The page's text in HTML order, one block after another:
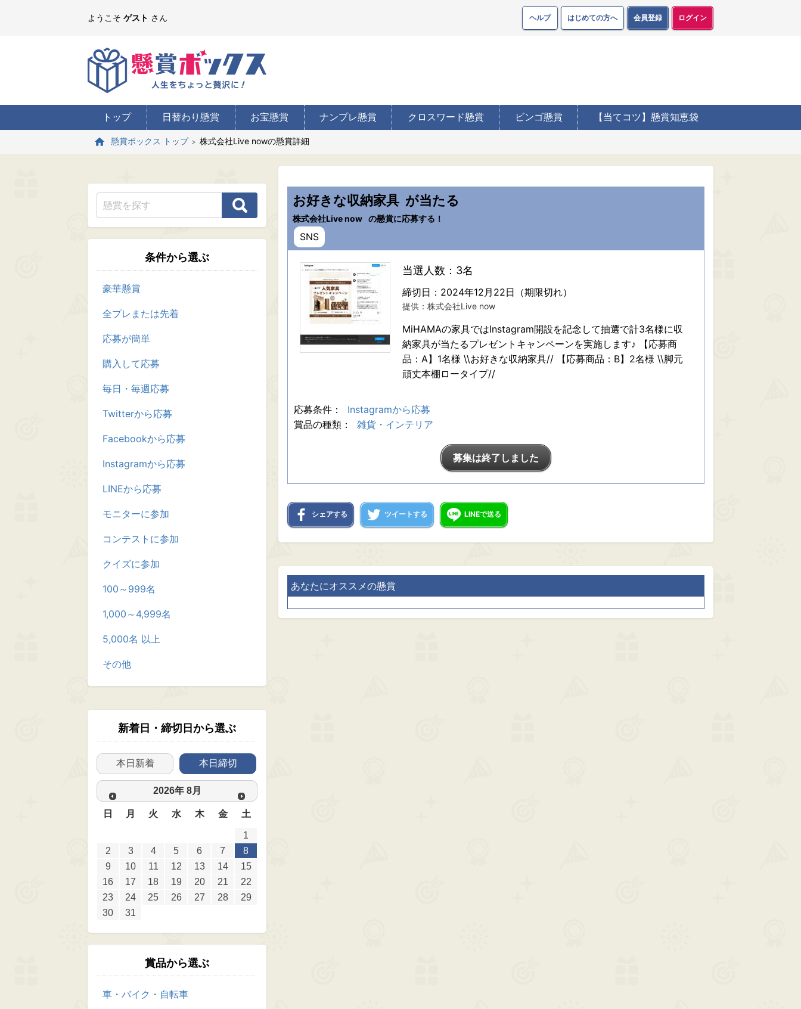
ようこそ ゲスト さん ヘルプ はじめての方へ 会員登録 ログイン
トップ 日替わり懸賞 お宝懸賞 ナンプレ懸賞 クロスワード懸賞 ビンゴ懸賞 【当てコツ】懸賞知恵袋
懸賞ボックス トップ 株式会社Live nowの懸賞詳細
条件から選ぶ
豪華懸賞
全プレまたは先着
応募が簡単
購入して応募
毎日・毎週応募
Twitterから応募
Facebookから応募
Instagramから応募
LINEから応募
モニターに参加
コンテストに参加
クイズに参加
100～999名
1,000～4,999名
5,000名 以上
その他
新着日・締切日から選ぶ
本日新着 本日締切
2026年 8月
日 月 火 水 木 金 土
1
2
3 4 5 6 7
8
9
10 11 12 13 14
15
16
17 18 19 20 21
22
23
24 25 26 27 28
29
30
31
賞品から選ぶ
車・バイク・自転車
お好きな収納家具 が当たる
株式会社Live now の懸賞に応募する！
SNS
当選人数：3名
締切日：2024年12月22日（期限切れ）
提供：株式会社Live now
MiHAMAの家具ではInstagram開設を記念して抽選で計3名様に収
納家具が当たるプレゼントキャンペーンを実施します♪ 【応募商
品：A】1名様 \\お好きな収納家具// 【応募商品：B】2名様 \\脚元
頑丈本棚ロータイプ//
応募条件：
Instagramから応募
賞品の種類：
雑貨・インテリア
募集は終了しました
シェアする ツイートする LINEで送る
あなたにオススメの懸賞